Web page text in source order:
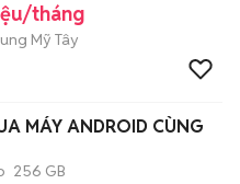
tháng
Mỹ Tây
MÁY ANDROID CÙNG
256 GB